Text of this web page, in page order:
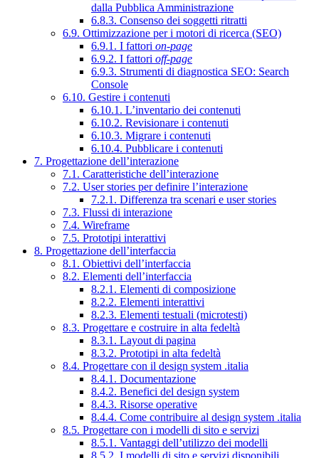
dalla Pubblica Amministrazione
6.8.3. Consenso dei soggetti ritratti
6.9. Ottimizzazione per i motori di ricerca (SEO)
6.9.1. I fattori on-page
6.9.2. I fattori off-page
6.9.3. Strumenti di diagnostica SEO: Search
Console
6.10. Gestire i contenuti
6.10.1. L’inventario dei contenuti
6.10.2. Revisionare i contenuti
6.10.3. Migrare i contenuti
6.10.4. Pubblicare i contenuti
7. Progettazione dell’interazione
7.1. Caratteristiche dell’interazione
7.2. User stories per definire l’interazione
7.2.1. Differenza tra scenari e user stories
7.3. Flussi di interazione
7.4. Wireframe
7.5. Prototipi interattivi
8. Progettazione dell’interfaccia
8.1. Obiettivi dell’interfaccia
8.2. Elementi dell’interfaccia
8.2.1. Elementi di composizione
8.2.2. Elementi interattivi
8.2.3. Elementi testuali (microtesti)
8.3. Progettare e costruire in alta fedeltà
8.3.1. Layout di pagina
8.3.2. Prototipi in alta fedeltà
8.4. Progettare con il design system .italia
8.4.1. Documentazione
8.4.2. Benefici del design system
8.4.3. Risorse operative
8.4.4. Come contribuire al design system .italia
8.5. Progettare con i modelli di sito e servizi
8.5.1. Vantaggi dell’utilizzo dei modelli
8.5.2. I modelli di sito e servizi disponibili